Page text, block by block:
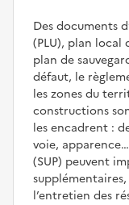
Des documents
(PLU), plan local
plan de
défaut, le
les zones du
constructions
les encadrent :
voie,
(SUP) peuvent
l’entretien des